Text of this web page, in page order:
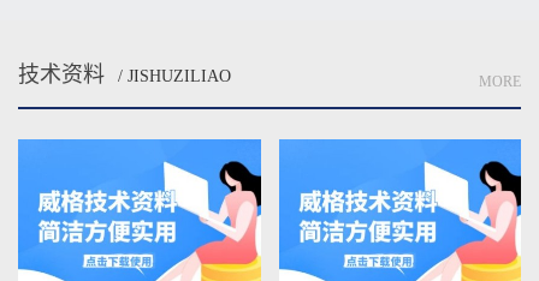
技术资料 / JISHUZILIAO MORE